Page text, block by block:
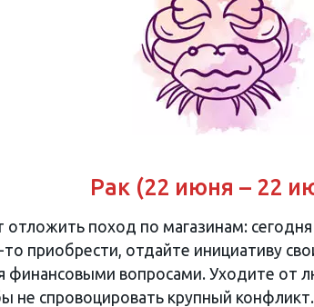
Рак (22 июня – 22
поход по магазинам: сегодня
приобрести, отдайте инициативу
финансовыми вопросами. Уходите от
не спровоцировать крупный конфликт.